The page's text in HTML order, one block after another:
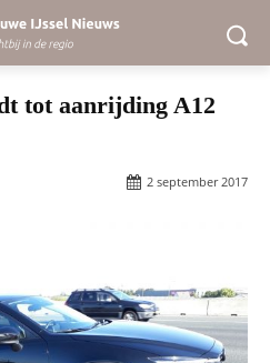
tot aanrijding A12
2 september 2017